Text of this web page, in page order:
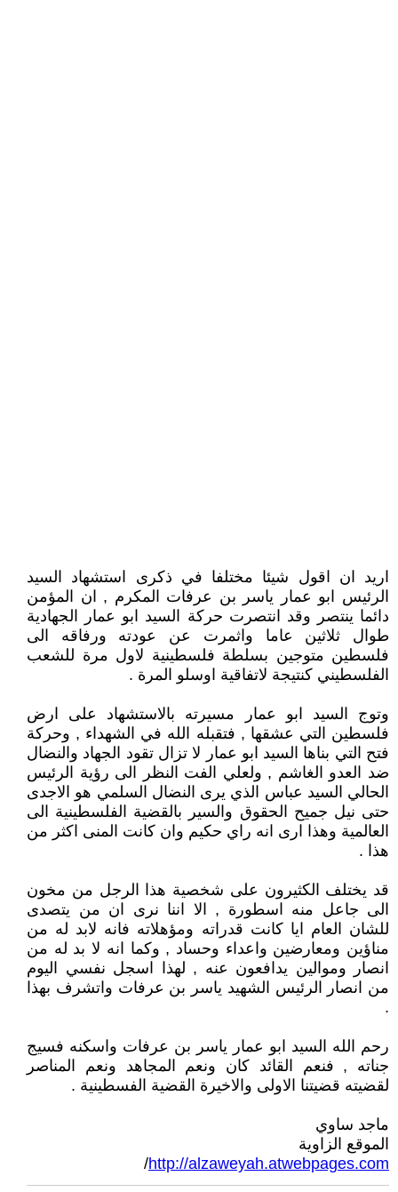
اريد ان اقول شيئا مختلفا في ذكرى استشهاد السيد
الرئيس ابو عمار ياسر بن عرفات المكرم , ان المؤمن
دائما ينتصر وقد انتصرت حركة السيد ابو عمار الجهادية
طوال ثلاثين عاما واثمرت عن عودته ورفاقه الى
فلسطين متوجين بسلطة فلسطينية لاول مرة للشعب
الفلسطيني كنتيجة لاتفاقية اوسلو المرة .
وتوج السيد ابو عمار مسيرته بالاستشهاد على ارض
فلسطين التي عشقها , فتقبله الله في الشهداء , وحركة
فتح التي بناها السيد ابو عمار لا تزال تقود الجهاد والنضال
ضد العدو الغاشم , ولعلي الفت النظر الى رؤية الرئيس
الحالي السيد عباس الذي يرى النضال السلمي هو الاجدى
حتى نيل جميح الحقوق والسير بالقضية الفلسطينية الى
العالمية وهذا ارى انه راي حكيم وان كانت المنى اكثر من
هذا .
قد يختلف الكثيرون على شخصية هذا الرجل من مخون
الى جاعل منه اسطورة , الا اننا نرى ان من يتصدى
للشان العام ايا كانت قدراته ومؤهلاته فانه لابد له من
مناؤين ومعارضين واعداء وحساد , وكما انه لا بد له من
انصار وموالين يدافعون عنه , لهذا اسجل نفسي اليوم
من انصار الرئيس الشهيد ياسر بن عرفات واتشرف بهذا
.
رحم الله السيد ابو عمار ياسر بن عرفات واسكنه فسيج
جناته , فنعم القائد كان ونعم المجاهد ونعم المناصر
لقضيته قضيتنا الاولى والاخيرة القضية الفسطينية .
ماجد ساوي
الموقع الزاوية
http://alzaweyah.atwebpages.com
/